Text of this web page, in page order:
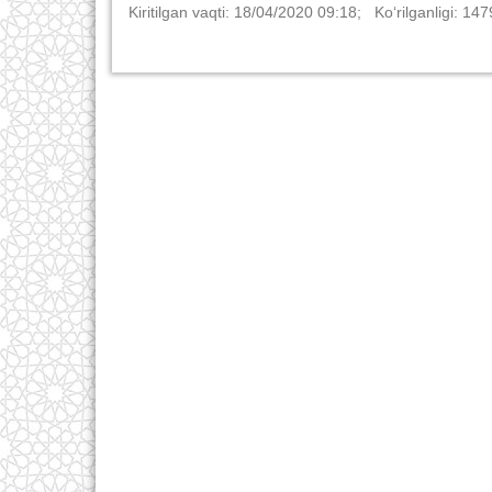
Kiritilgan vaqti: 18/04/2020 09:18; Ko‘rilganligi: